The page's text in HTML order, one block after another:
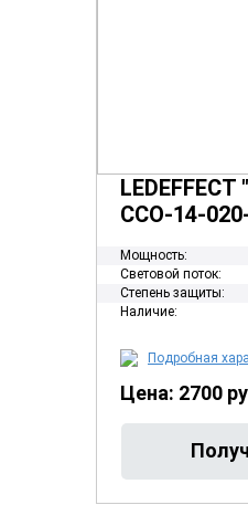
ССО-14-
Мощность:
Световой поток:
Степень защиты:
Наличие:
Подробная
Цена: 2700